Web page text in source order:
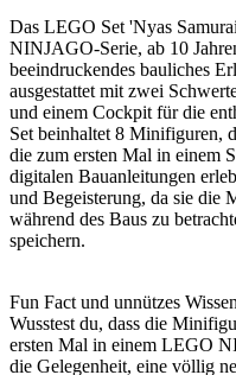
Das LEGO Set 'Nyas
NINJAGO-Serie, ab 10
beeindruckendes bauliches
ausgestattet mit zwei
und einem Cockpit für die
Set beinhaltet 8 Minifiguren,
die zum ersten Mal in einem
digitalen Bauanleitungen
und Begeisterung, da sie die
während des Baus zu
speichern.
Fun Fact und unnützes Wissen
Wusstest du, dass die
ersten Mal in einem LEGO
die Gelegenheit, eine völlig